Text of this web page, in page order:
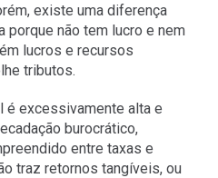
existe uma diferença
porque não tem lucro e nem
lucros e recursos
tributos.
é excessivamente alta e
burocrático,
entre taxas e
traz retornos tangíveis, ou